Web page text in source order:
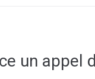
un appel